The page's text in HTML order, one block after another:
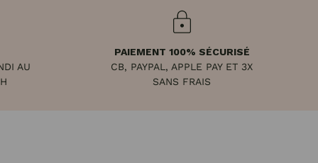
AU
PAIEMENT 100% SÉCURISÉ
CB, PAYPAL, APPLE PAY ET 3X
SANS FRAIS